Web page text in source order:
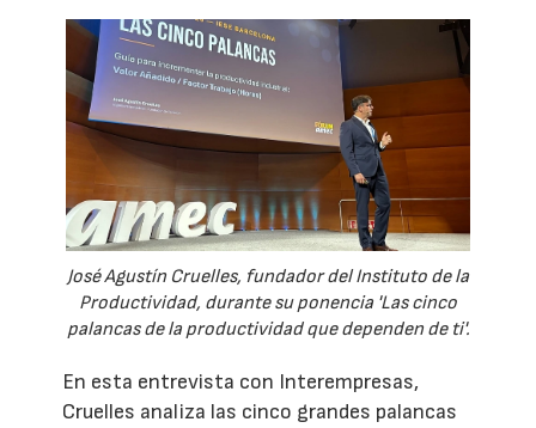
José Agustín Cruelles, fundador del Instituto de la
Productividad, durante su ponencia 'Las cinco
palancas de la productividad que dependen de ti'.
En esta entrevista con Interempresas,
Cruelles analiza las cinco grandes palancas